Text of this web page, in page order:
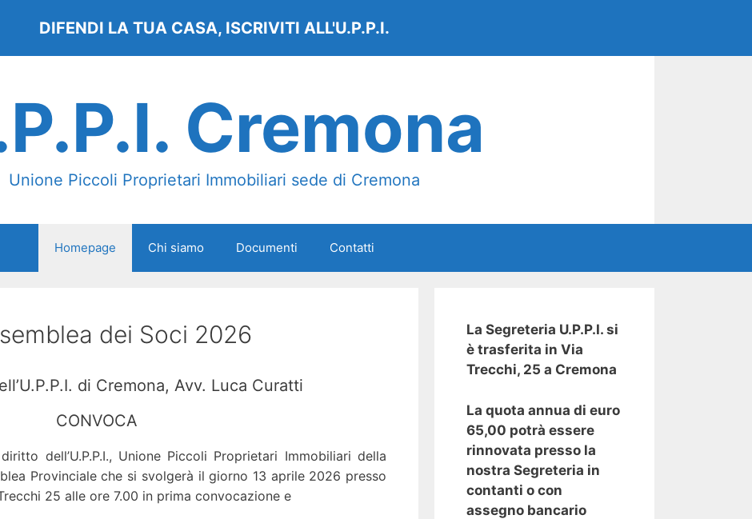
DIFENDI LA TUA CASA, ISCRIVITI ALL'U.P.P.I.
Cremona
Unione Piccoli Proprietari Immobiliari sede di Cremona
Homepage Chi siamo Documenti Contatti
dei Soci 2026
di Cremona, Avv. Luca Curatti
CONVOCA
dell’U.P.P.I., Unione Piccoli Proprietari Immobiliari della
Provinciale che si svolgerà il giorno 13 aprile 2026 presso
25 alle ore 7.00 in prima convocazione e
La Segreteria U.P.P.I. si
è trasferita in Via
Trecchi, 25 a Cremona
La quota annua di euro
65,00 potrà essere
rinnovata presso la
nostra Segreteria in
contanti o con
assegno bancario